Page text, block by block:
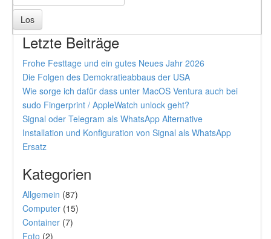
Letzte Beiträge
Frohe Festtage und ein gutes Neues Jahr 2026
Die Folgen des Demokratieabbaus der USA
Wie sorge ich dafür dass unter MacOS Ventura auch bei
sudo Fingerprint / AppleWatch unlock geht?
Signal oder Telegram als WhatsApp Alternative
Installation und Konfiguration von Signal als WhatsApp
Ersatz
Kategorien
Allgemein (87)
Computer (15)
Container (7)
Foto (2)